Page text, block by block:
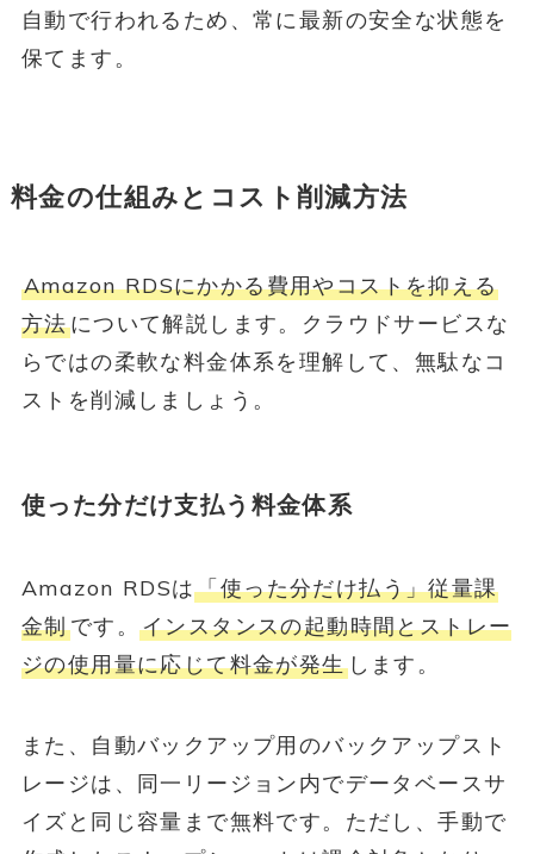
自動で行われるため、常に最新の安全な状態を
保てます。
料金の仕組みとコスト削減方法
Amazon RDSにかかる費用やコストを抑える
方法について解説します。クラウドサービスな
らではの柔軟な料金体系を理解して、無駄なコ
ストを削減しましょう。
使った分だけ支払う料金体系
Amazon RDSは「使った分だけ払う」従量課
金制です。 インスタンスの起動時間とストレー
ジの使用量に応じて料金が発生します。
また、自動バックアップ用のバックアップスト
レージは、同一リージョン内でデータベースサ
イズと同じ容量まで無料です。ただし、手動で